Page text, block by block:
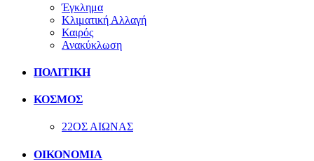
Έγκλημα
Κλιματική Αλλαγή
Καιρός
Ανακύκλωση
ΠΟΛΙΤΙΚΗ
ΚΟΣΜΟΣ
22ΟΣ ΑΙΩΝΑΣ
ΟΙΚΟΝΟΜΙΑ